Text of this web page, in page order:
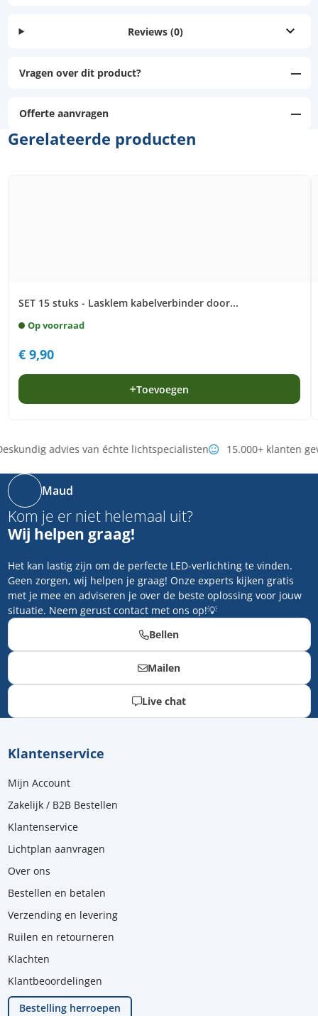
Reviews (0)
Vragen over dit product?
Offerte aanvragen
Gerelateerde producten
SET 15 stuks - Lasklem kabelverbinder door...
Op voorraad
€9,90
Toevoegen
advies van échte lichtspecialisten 15.000+ klanten
Maud
Kom je er niet helemaal uit?
Wij helpen graag!
Het kan lastig zijn om de perfecte LED-verlichting te vinden.
Geen zorgen, wij helpen je graag! Onze experts kijken gratis
met je mee en adviseren je over de beste oplossing voor jouw
situatie. Neem gerust contact met ons op!💡
Bellen
Mailen
Live chat
Klantenservice
Mijn Account
Zakelijk / B2B Bestellen
Klantenservice
Lichtplan aanvragen
Over ons
Bestellen en betalen
Verzending en levering
Ruilen en retourneren
Klachten
Klantbeoordelingen
Bestelling herroepen